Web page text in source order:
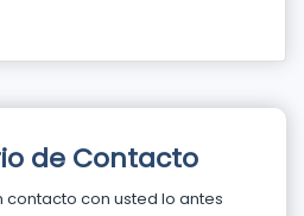
de Contacto
contacto con usted lo antes